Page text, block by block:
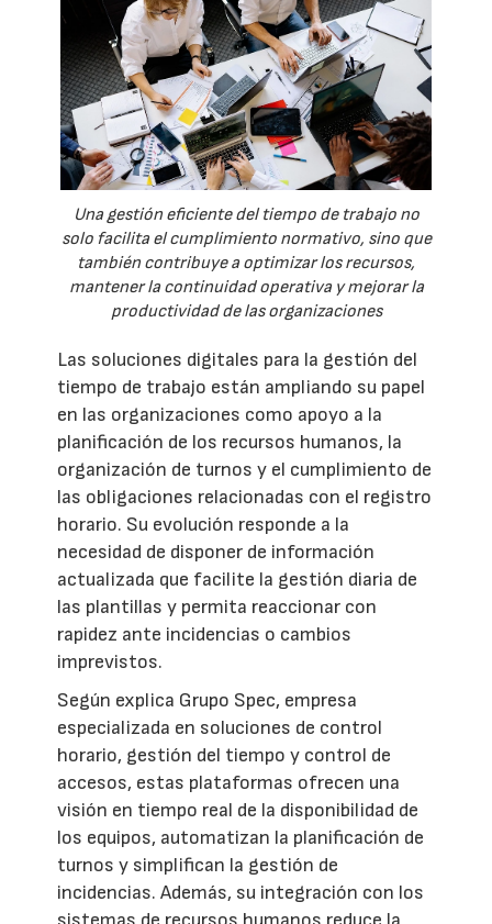
Una gestión eficiente del tiempo de trabajo no
solo facilita el cumplimiento normativo, sino que
también contribuye a optimizar los recursos,
mantener la continuidad operativa y mejorar la
productividad de las organizaciones
Las soluciones digitales para la gestión del
tiempo de trabajo están ampliando su papel
en las organizaciones como apoyo a la
planificación de los recursos humanos, la
organización de turnos y el cumplimiento de
las obligaciones relacionadas con el registro
horario. Su evolución responde a la
necesidad de disponer de información
actualizada que facilite la gestión diaria de
las plantillas y permita reaccionar con
rapidez ante incidencias o cambios
imprevistos.
Según explica Grupo Spec, empresa
especializada en soluciones de control
horario, gestión del tiempo y control de
accesos, estas plataformas ofrecen una
visión en tiempo real de la disponibilidad de
los equipos, automatizan la planificación de
turnos y simplifican la gestión de
incidencias. Además, su integración con los